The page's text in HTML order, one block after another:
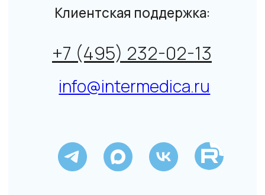
Политика конфиденциальности
информация не является публичной офертой. Подробнее
↑